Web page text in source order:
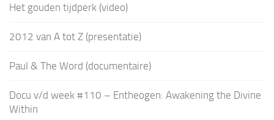
Het gouden tijdperk (video)
2012 van A tot Z (presentatie)
Paul & The Word (documentaire)
Docu v/d week #110 – Entheogen: Awakening the Divine
Within